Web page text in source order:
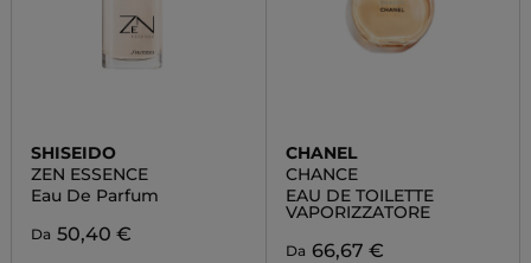
SHISEIDO
ZEN ESSENCE
Eau De Parfum
Da 50,40 €
CHANEL
CHANCE
EAU DE TOILETTE
VAPORIZZATORE
Da 66,67 €